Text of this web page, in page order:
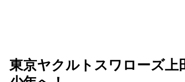
東京ヤクルトスワローズ上